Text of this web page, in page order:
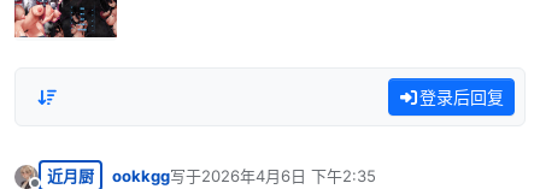
登录后回复
近月厨 ookkgg写于2026年4月6日 下午2:35